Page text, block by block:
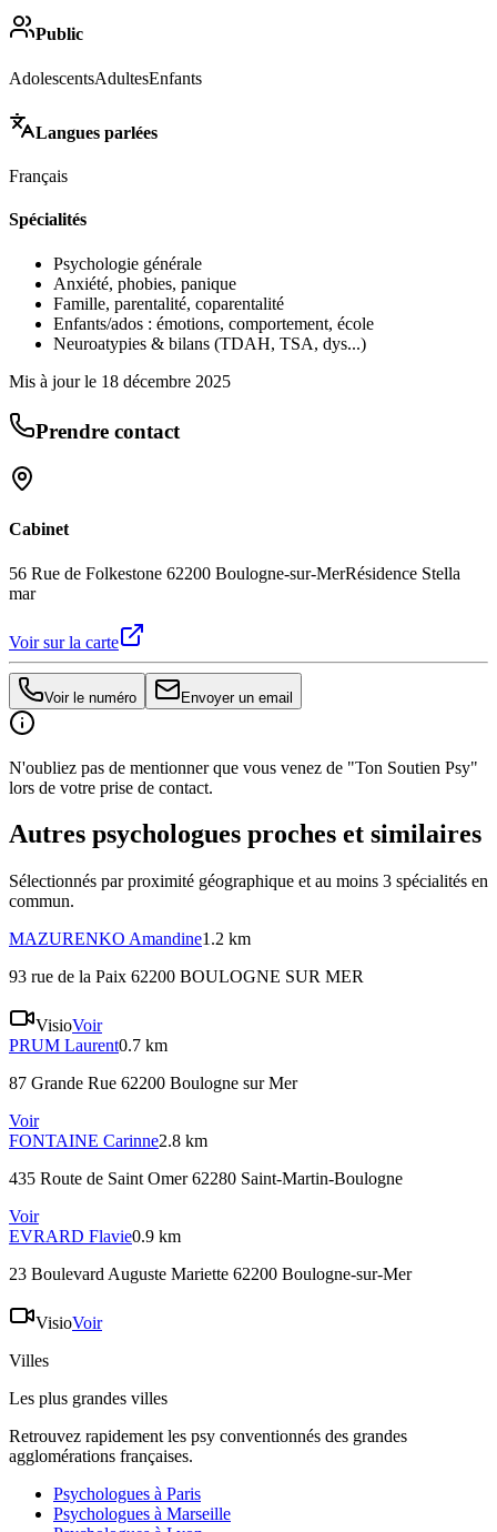
Public
AdolescentsAdultesEnfants
Langues parlées
Français
Spécialités
Psychologie générale
Anxiété, phobies, panique
Famille, parentalité, coparentalité
Enfants/ados : émotions, comportement, école
Neuroatypies & bilans (TDAH, TSA, dys...)
Mis à jour le 18 décembre 2025
Prendre contact
Cabinet
56 Rue de Folkestone 62200 Boulogne-sur-MerRésidence Stella
mar
Voir sur la carte
Voir le numéro Envoyer un email
N'oubliez pas de mentionner que vous venez de "Ton Soutien Psy"
lors de votre prise de contact.
Autres psychologues proches et similaires
Sélectionnés par proximité géographique et au moins 3 spécialités en
commun.
MAZURENKO Amandine1.2 km
93 rue de la Paix 62200 BOULOGNE SUR MER
VisioVoir
PRUM Laurent0.7 km
87 Grande Rue 62200 Boulogne sur Mer
Voir
FONTAINE Carinne2.8 km
435 Route de Saint Omer 62280 Saint-Martin-Boulogne
Voir
EVRARD Flavie0.9 km
23 Boulevard Auguste Mariette 62200 Boulogne-sur-Mer
VisioVoir
Villes
Les plus grandes villes
Retrouvez rapidement les psy conventionnés des grandes
agglomérations françaises.
Psychologues à Paris
Psychologues à Marseille